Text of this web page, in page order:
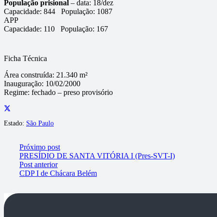
População prisional – data: 18/dez
Capacidade: 844 População: 1087
APP
Capacidade: 110 População: 167
Ficha Técnica
Área construída: 21.340 m²
Inauguração: 10/02/2000
Regime: fechado – preso provisório
Estado: São Paulo
Próximo post
PRESÍDIO DE SANTA VITÓRIA I (Pres-SVT-I)
Post anterior
CDP I de Chácara Belém